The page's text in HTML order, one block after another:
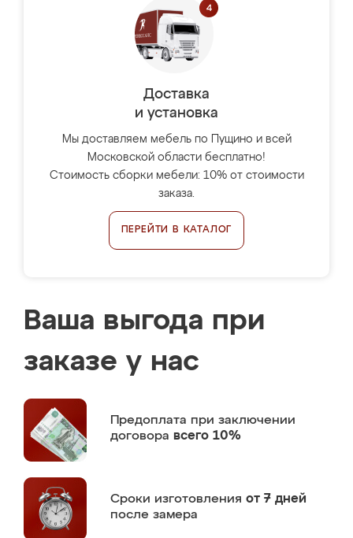
Доставка
и установка
Мы доставляем мебель по Пущино и всей
Московской области бесплатно!
Стоимость сборки мебели: 10% от стоимости
заказа.
ПЕРЕЙТИ В КАТАЛОГ
Ваша выгода при
заказе у нас
Предоплата при заключении
договора всего 10%
Сроки изготовления от 7 дней
после замера